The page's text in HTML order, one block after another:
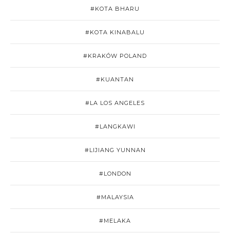
#KOTA BHARU
#KOTA KINABALU
#KRAKÓW POLAND
#KUANTAN
#LA LOS ANGELES
#LANGKAWI
#LIJIANG YUNNAN
#LONDON
#MALAYSIA
#MELAKA